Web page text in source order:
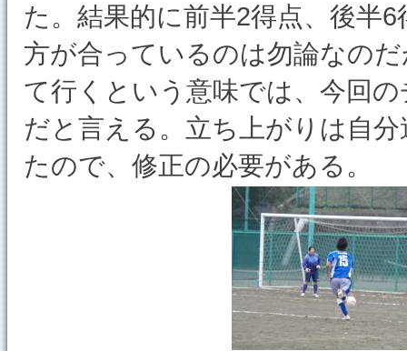
た。結果的に前半2得点、後半
方が合っているのは勿論なの
て行くという意味では、今回
だと言える。立ち上がりは自
たので、修正の必要がある。